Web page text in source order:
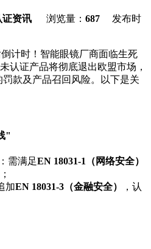
证资讯 浏览量： 687 发布时
计时！智能眼镜厂商面临生死
认证产品将彻底退出欧盟市场，
款及产品召回风险。以下是关
"
需满足EN 18031-1（网络安全）
；
加EN 18031-3（金融安全）
，认